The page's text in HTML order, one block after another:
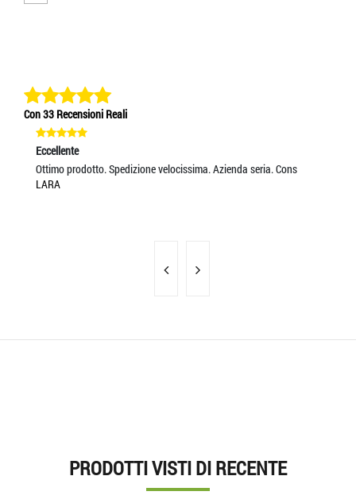
Con 33 Recensioni Reali
Eccellente
Ottimo prodotto. Spedizione velocissima. Azienda seria. Cons
LARA
PRODOTTI VISTI DI RECENTE